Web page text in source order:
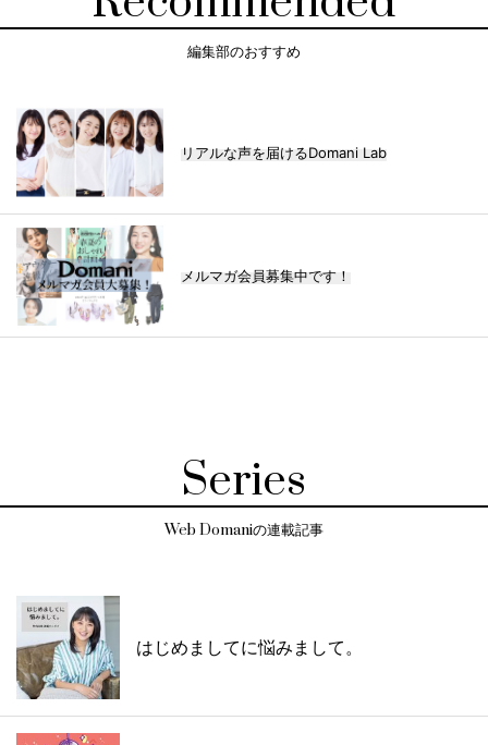
編集部のおすすめ
リアルな声を届けるDomani Lab
メルマガ会員募集中です！
Series
Web Domaniの連載記事
はじめましてに悩みまして。